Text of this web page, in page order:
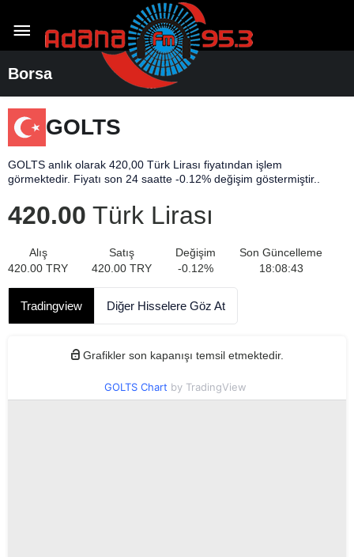
Borsa
GOLTS
GOLTS anlık olarak 420,00 Türk Lirası fiyatından işlem
görmektedir. Fiyatı son 24 saatte -0.12% değişim göstermiştir..
420.00 Türk Lirası
Alış
420.00 TRY
Satış
420.00 TRY
Değişim
-0.12%
Son Güncelleme
18:08:43
Tradingview Diğer Hisselere Göz At
Grafikler son kapanışı temsil etmektedir.
GOLTS Chart by TradingView